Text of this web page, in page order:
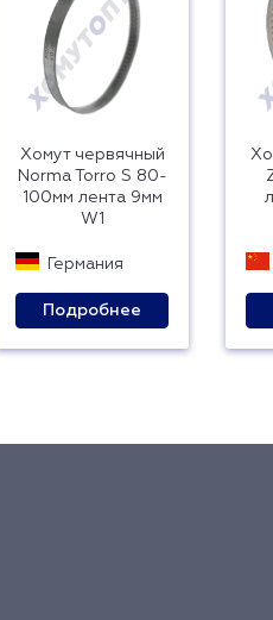
Хомут червячный
Norma Torro S 80-
100мм лента 9мм
W1
Германия
Подробнее